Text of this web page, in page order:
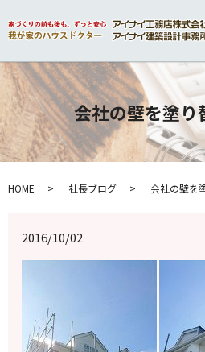
会社の壁を塗り
HOME 社長ブログ 会社の壁を
2016/10/02